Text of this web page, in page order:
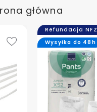
główna
Refundacja NFZ
Wysyłka do 48h